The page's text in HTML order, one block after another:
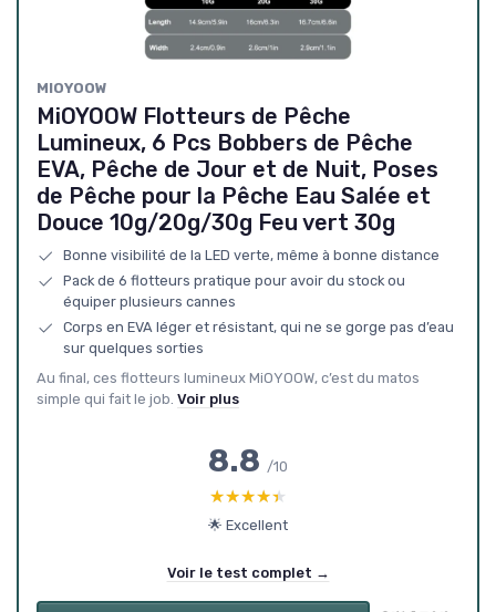
‎MIOYOOW
MiOYOOW Flotteurs de Pêche
Lumineux, 6 Pcs Bobbers de Pêche
EVA, Pêche de Jour et de Nuit, Poses
de Pêche pour la Pêche Eau Salée et
Douce 10g/20g/30g Feu vert 30g
Bonne visibilité de la LED verte, même à bonne distance
Pack de 6 flotteurs pratique pour avoir du stock ou
équiper plusieurs cannes
Corps en EVA léger et résistant, qui ne se gorge pas d’eau
sur quelques sorties
Au final, ces flotteurs lumineux MiOYOOW, c’est du matos
simple qui fait le job. Voir plus
8.8 /10
★★★★★
★★★★★
🌟 Excellent
Voir le test complet →